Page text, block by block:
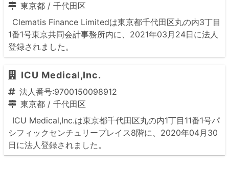
東京都 / 千代田区
Clematis Finance Limitedは東京都千代田区丸の内3丁目
1番1号東京共同会計事務所内に、2021年03月24日に法人
登録されました。
ICU Medical,Inc.
法人番号:9700150098912
東京都 / 千代田区
ICU Medical,Inc.は東京都千代田区丸の内1丁目11番1号パ
シフィックセンチュリープレイス8階に、2020年04月30
日に法人登録されました。